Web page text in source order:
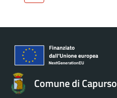
Comune di Capurso